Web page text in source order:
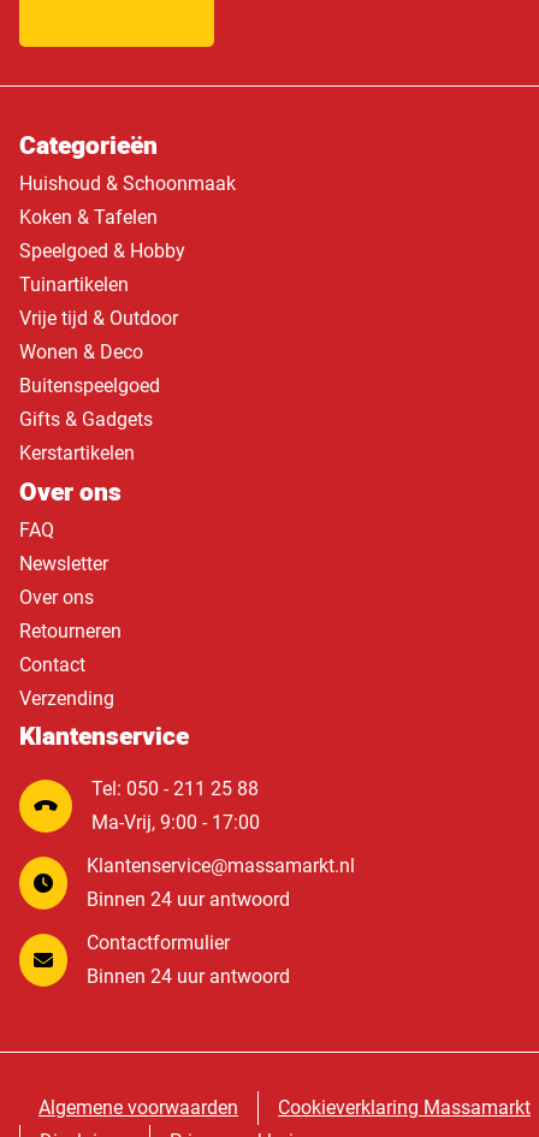
Categorieën
Huishoud & Schoonmaak
Koken & Tafelen
Speelgoed & Hobby
Tuinartikelen
Vrije tijd & Outdoor
Wonen & Deco
Buitenspeelgoed
Gifts & Gadgets
Kerstartikelen
Over ons
FAQ
Newsletter
Over ons
Retourneren
Contact
Verzending
Klantenservice
Tel: 050 - 211 25 88
Ma-Vrij, 9:00 - 17:00
Klantenservice@massamarkt.nl
Binnen 24 uur antwoord
Contactformulier
Binnen 24 uur antwoord
Algemene voorwaarden
Cookieverklaring Massamarkt